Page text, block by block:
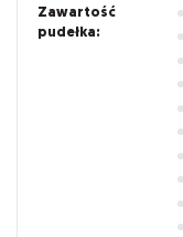
Zawartość
pudełka: